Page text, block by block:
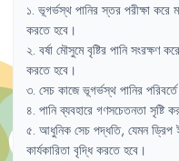
১. ভূগর্ভস্থ পানির স্তর পরীক্ষা করে
করতে হবে ।
২. বর্ষা মৌসুমে বৃষ্টির পানি সংরক্ষণ করে
করতে হবে ।
৩. সেচ কাজে ভূগর্ভস্থ পানির পরিবর্তে
৪. পানি ব্যবহারে গণসচেতনতা সৃষ্টি
৫. আধুনিক সেচ পদ্ধতি, যেমন ড্রিপ
কার্যকারিতা বৃদ্ধি করতে হবে ।